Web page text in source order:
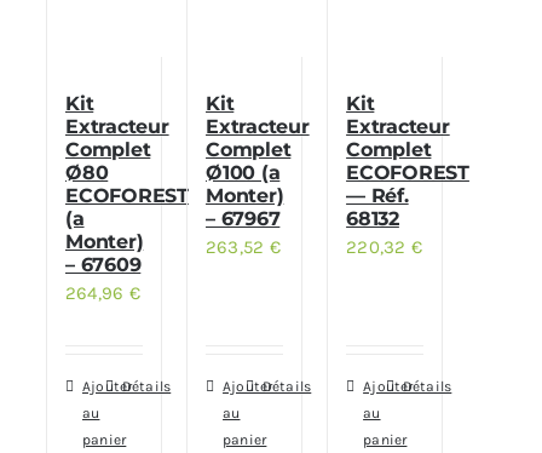
Kit
Extracteur
Complet
Ø80
ECOFOREST
(a
Monter)
– 67609
264,96 €
Ajouter
au
panier
Détails
Kit
Extracteur
Complet
Ø100 (a
Monter)
– 67967
263,52 €
Ajouter
au
panier
Détails
Kit
Extracteur
Complet
ECOFOREST
— Réf.
68132
220,32 €
Ajouter
au
panier
Détails